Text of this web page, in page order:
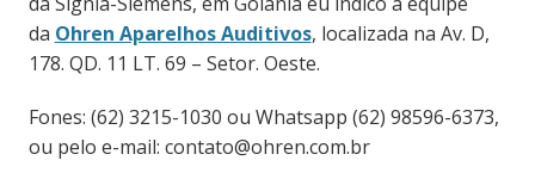
da Ohren Aparelhos Auditivos, localizada na Av. D,
178. QD. 11 LT. 69 – Setor. Oeste.
Fones: (62) 3215-1030 ou Whatsapp (62) 98596-6373,
ou pelo e-mail: contato@ohren.com.br